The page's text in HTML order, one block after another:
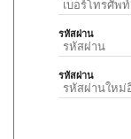
รหัสผ่าน
รหัสผ่าน